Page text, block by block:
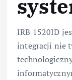
IRB 1520ID
integracji nie